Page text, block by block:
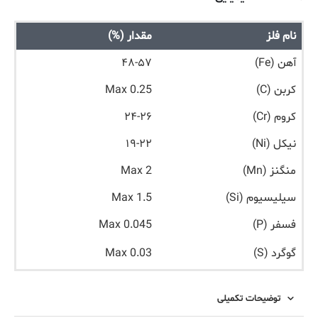
نام فلز
مقدار (%)
آهن (Fe)
۴۸-۵۷
کربن (C)
Max 0.25
کروم (Cr)
۲۴-۲۶
نیکل (Ni)
۱۹-۲۲
منگنز (Mn)
Max 2
سیلیسیوم (Si)
Max 1.5
فسفر (P)
Max 0.045
گوگرد (S)
Max 0.03
توضیحات تکمیلی